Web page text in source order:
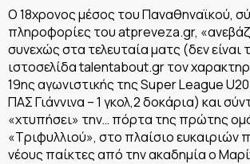
Ο 18χρονος μέσος του Παναθηναϊκού,
πληροφορίες του atpreveza.gr,
συνεχώς στα τελευταία ματς (δεν είναι
ιστοσελίδα talentabout.gr τον
19ης αγωνιστικής της Super League
ΠΑΣ Γιάννινα – 1 γκολ,2 δοκάρια) και
«χτυπήσει» την… πόρτα της πρώτης
«Τριφυλλιού», στο πλαίσιο ευκαιριών
νέους παίκτες από την ακαδημία ο